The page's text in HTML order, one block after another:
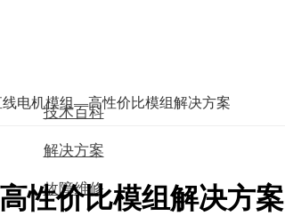
技术百科
解决方案
故障维修
线电机模组—高性价比模组解决方案
性价比模组解决方案